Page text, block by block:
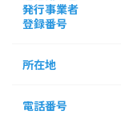
発行事業者
登録番号
所在地
電話番号